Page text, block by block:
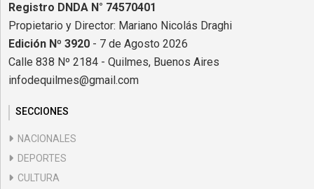
Registro DNDA N° 74570401
Propietario y Director: Mariano Nicolás Draghi
Edición Nº 3920 - 7 de Agosto 2026
Calle 838 Nº 2184 - Quilmes, Buenos Aires
infodequilmes@gmail.com
SECCIONES
NACIONALES
DEPORTES
CULTURA